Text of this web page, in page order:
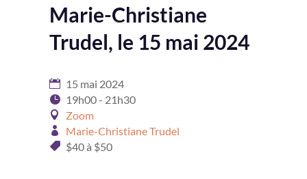
Marie-Christiane
Trudel, le 15 mai 2024
15 mai 2024
19h00 - 21h30
Zoom
Marie-Christiane Trudel
$40 à $50